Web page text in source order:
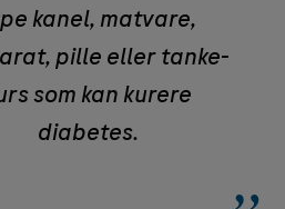
kanel, matvare,
pille eller tanke-
som kan kurere
diabetes.